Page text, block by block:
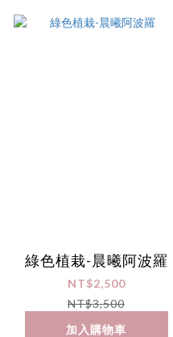
綠色植栽-晨曦阿波羅
NT$2,500
NT$3,500
加入購物車